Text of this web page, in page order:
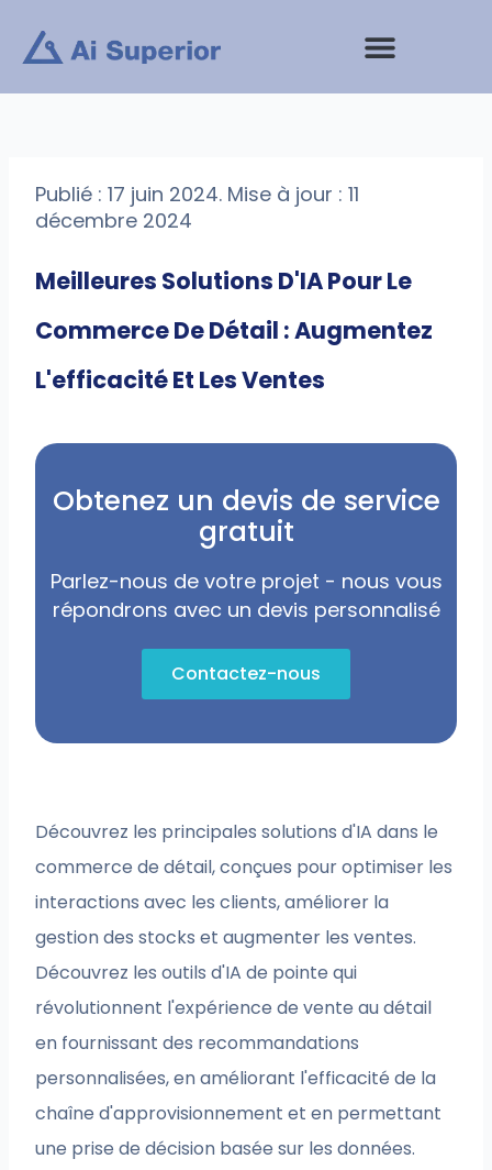
contenu
Publié : 17 juin 2024. Mise à jour : 11
décembre 2024
Meilleures Solutions D'IA Pour Le
Commerce De Détail : Augmentez
L'efficacité Et Les Ventes
Obtenez un devis de service
gratuit
Parlez-nous de votre projet - nous vous
répondrons avec un devis personnalisé
Contactez-nous
Découvrez les principales solutions d'IA dans le
commerce de détail, conçues pour optimiser les
interactions avec les clients, améliorer la
gestion des stocks et augmenter les ventes.
Découvrez les outils d'IA de pointe qui
révolutionnent l'expérience de vente au détail
en fournissant des recommandations
personnalisées, en améliorant l'efficacité de la
chaîne d'approvisionnement et en permettant
une prise de décision basée sur les données.